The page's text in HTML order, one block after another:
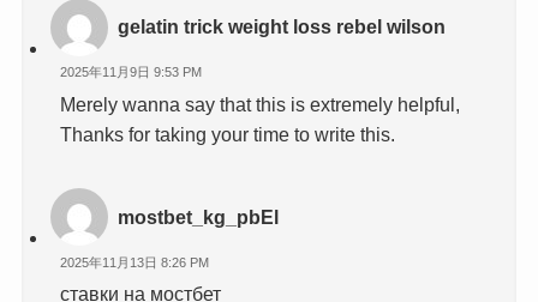
gelatin trick weight loss rebel wilson
2025年11月9日 9:53 PM
Merely wanna say that this is extremely helpful,
Thanks for taking your time to write this.
mostbet_kg_pbEl
2025年11月13日 8:26 PM
ставки на мостбет